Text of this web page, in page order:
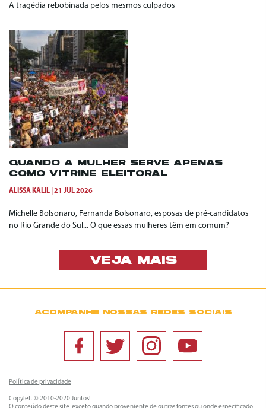
A tragédia rebobinada pelos mesmos culpados
QUANDO A MULHER SERVE APENAS
COMO VITRINE ELEITORAL
ALISSA KALIL 21 JUL 2026
Michelle Bolsonaro, Fernanda Bolsonaro, esposas de pré-candidatos
no Rio Grande do Sul... O que essas mulheres têm em comum?
VEJA MAIS
ACOMPANHE NOSSAS REDES SOCIAIS
Política de privacidade
Copyleft © 2010-2020 Juntos!